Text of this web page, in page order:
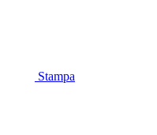
Stampa